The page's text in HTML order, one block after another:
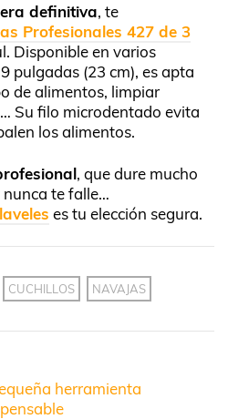
definitiva, te
Profesionales 427 de 3
Disponible en varios
pulgadas (23 cm), es apta
de alimentos, limpiar
Su filo microdentado evita
los alimentos.
, que dure mucho
te falle…
es tu elección segura.
CUCHILLOS NAVAJAS
herramienta